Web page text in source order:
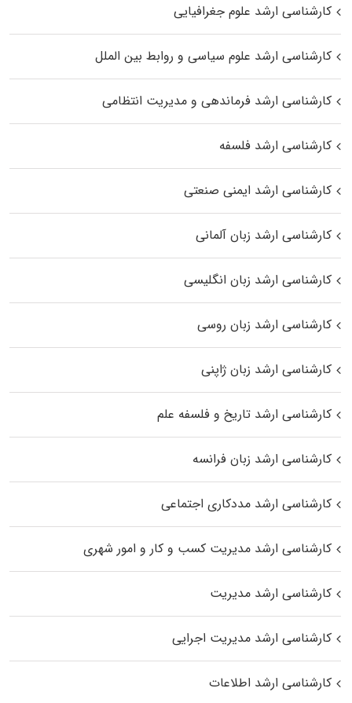
کارشناسی ارشد علوم جغرافیایی
کارشناسی ارشد علوم سیاسی و روابط بین الملل
کارشناسی ارشد فرماندهی و مدیریت انتظامی
کارشناسی ارشد فلسفه
کارشناسی ارشد ایمنی صنعتی
کارشناسی ارشد زبان آلمانی
کارشناسی ارشد زبان انگلیسی
کارشناسی ارشد زبان روسی
کارشناسی ارشد زبان ژاپنی
کارشناسی ارشد تاریخ و فلسفه علم
کارشناسی ارشد زبان فرانسه
کارشناسی ارشد مددکاری اجتماعی
کارشناسی ارشد مدیریت کسب و کار و امور شهری
کارشناسی ارشد مدیریت
کارشناسی ارشد مدیریت اجرایی
کارشناسی ارشد اطلاعات